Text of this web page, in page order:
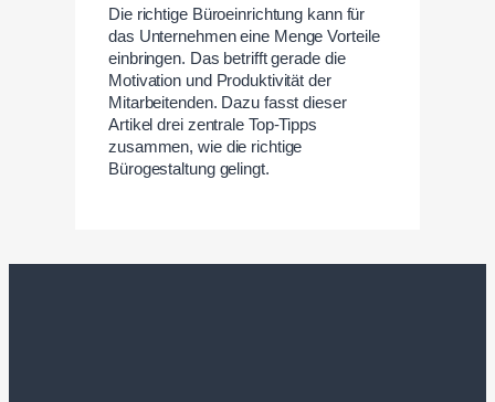
Die richtige Büroeinrichtung kann für
das Unternehmen eine Menge Vorteile
einbringen. Das betrifft gerade die
Motivation und Produktivität der
Mitarbeitenden. Dazu fasst dieser
Artikel drei zentrale Top-Tipps
zusammen, wie die richtige
Bürogestaltung gelingt.